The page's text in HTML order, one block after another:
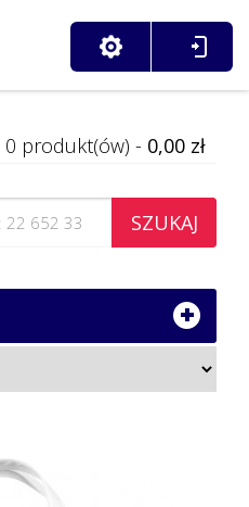
0 produkt(ów) - 0,00 zł
SZUKAJ